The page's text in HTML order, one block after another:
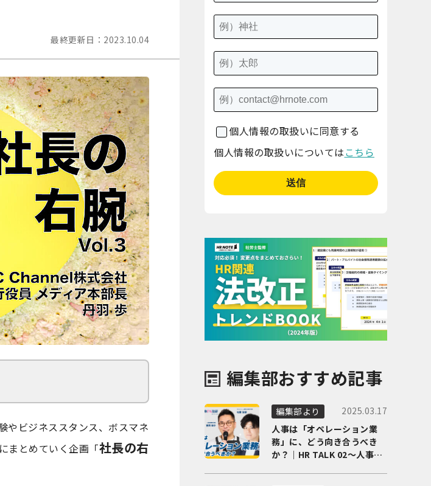
最終更新日： 2023.10.04
やビジネススタンス、ボスマネ
まとめていく企画「社長の右
個人情報の取扱いに同意する
個人情報の取扱いについては こちら
編集部おすすめ記事
編集部より
2025.03.17
人事は「オペレーション業
務」に、どう向き合うべき
か？｜HR TALK 02～人事DX